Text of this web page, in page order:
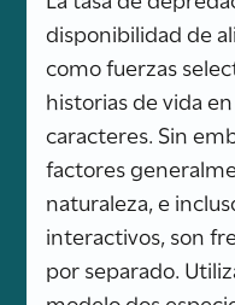
disponibilidad de
como fuerzas
historias de vida
caracteres. Sin
factores
naturaleza, e
interactivos, son
por separado.